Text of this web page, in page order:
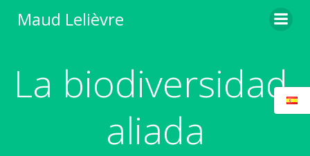
Maud Lelièvre
La biodiversidad,
aliada